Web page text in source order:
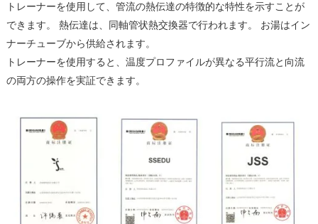
トレーナーを使用して、管流の熱伝達の特徴的な特性を示すことが
できます。 熱伝達は、同軸管状熱交換器で行われます。 お湯はイン
ナーチューブから供給されます。
トレーナーを使用すると、温度プロファイルが異なる平行流と向流
の両方の操作を実証できます。